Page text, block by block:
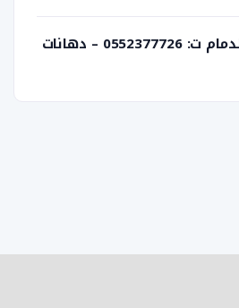
تركيب كسر الرخام الدمام ت: 0552377726 – دهانات